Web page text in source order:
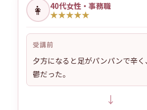
👩 40代女性・事務職
★★★★★
受講前
夕方になると足がパンパンで辛
鬱だった。
↓